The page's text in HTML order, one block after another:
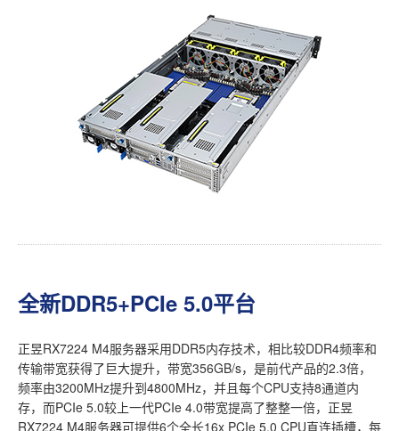
全新DDR5+PCIe 5.0平台
正昱RX7224 M4服务器采用DDR5内存技术，相比较DDR4频率和
传输带宽获得了巨大提升，带宽356GB/s，是前代产品的2.3倍，
频率由3200MHz提升到4800MHz，并且每个CPU支持8通道内
存，而PCIe 5.0较上一代PCIe 4.0带宽提高了整整一倍，正昱
RX7224 M4服务器可提供6个全长16x PCIe 5.0 CPU直连插槽，每